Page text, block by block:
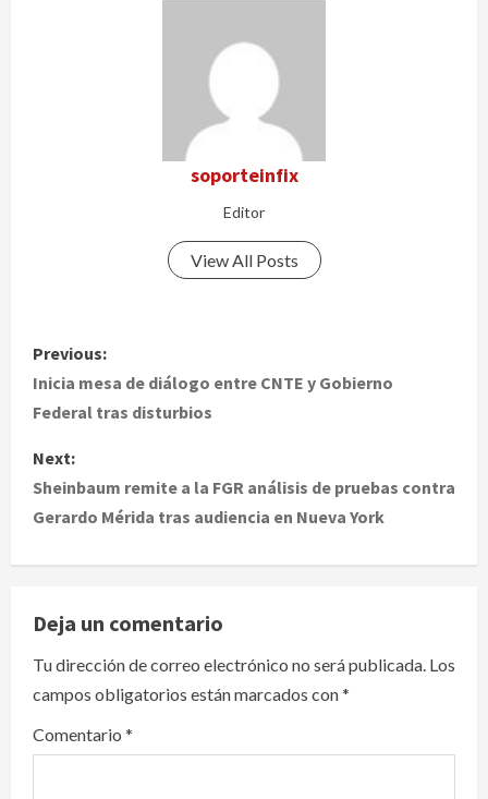
soporteinfix
Editor
View All Posts
P
o
t
n
a
v
i
g
a
Previous:
Inicia mesa de diálogo entre CNTE y Gobierno
Federal tras disturbios
Next:
Sheinbaum remite a la FGR análisis de pruebas contra
Gerardo Mérida tras audiencia en Nueva York
Deja un comentario
Tu dirección de correo electrónico no será publicada. Los
campos obligatorios están marcados con*
Comentario *